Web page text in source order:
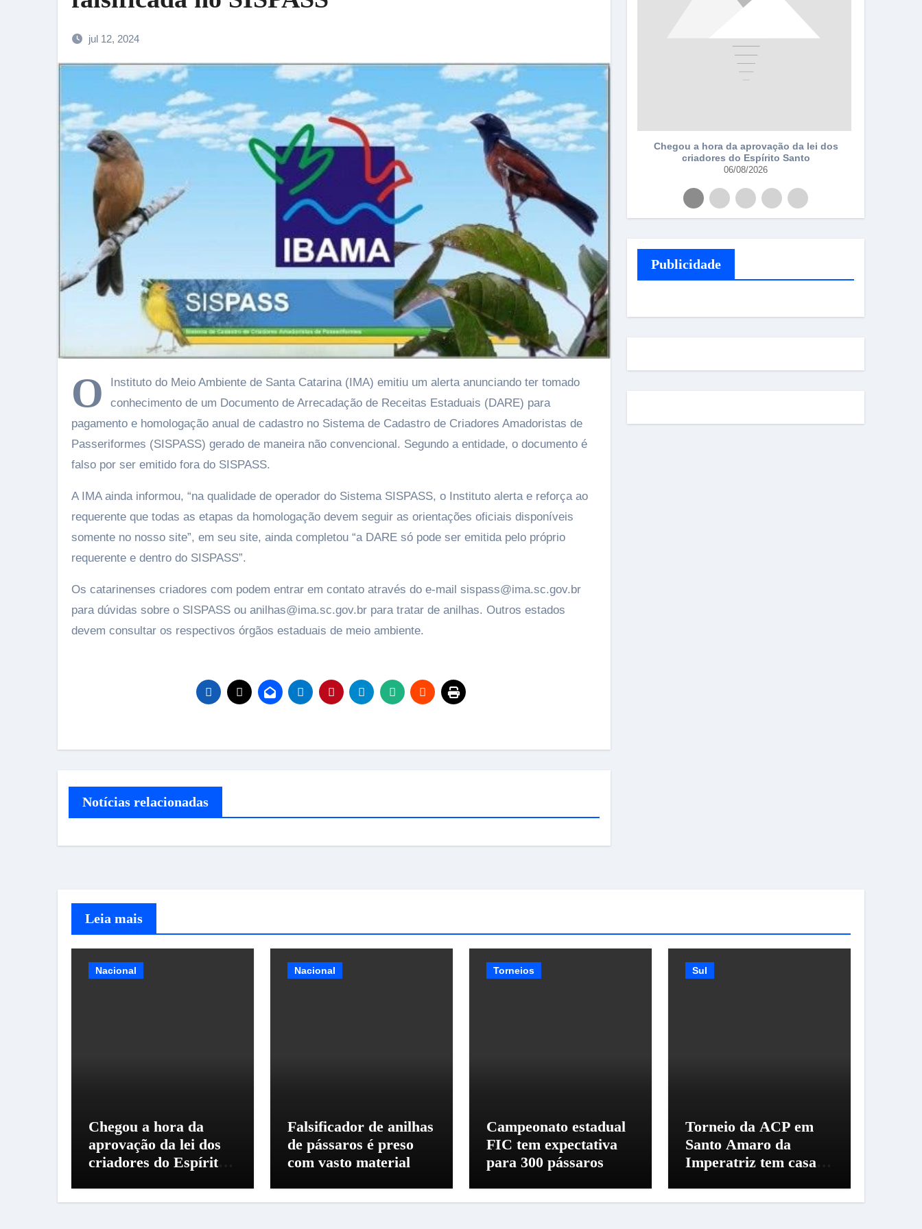
jul 12, 2024
O
Instituto do Meio Ambiente de Santa Catarina (IMA) emitiu um alerta anunciando ter tomado
conhecimento de um Documento de Arrecadação de Receitas Estaduais (DARE) para
pagamento e homologação anual de cadastro no Sistema de Cadastro de Criadores Amadoristas de
Passeriformes (SISPASS) gerado de maneira não convencional. Segundo a entidade, o documento é
falso por ser emitido fora do SISPASS.
A IMA ainda informou, “na qualidade de operador do Sistema SISPASS, o Instituto alerta e reforça ao
requerente que todas as etapas da homologação devem seguir as orientações oficiais disponíveis
somente no nosso site”, em seu site, ainda completou “a DARE só pode ser emitida pelo próprio
requerente e dentro do SISPASS”.
Os catarinenses criadores com podem entrar em contato através do e-mail sispass@ima.sc.gov.br
para dúvidas sobre o SISPASS ou anilhas@ima.sc.gov.br para tratar de anilhas. Outros estados
devem consultar os respectivos órgãos estaduais de meio ambiente.
Notícias relacionadas
Chegou a hora da aprovação da lei dos
criadores do Espírito Santo
06/08/2026
Publicidade
Leia mais
Nacional
Chegou a hora da
aprovação da lei dos
criadores do Espírito
Nacional
Falsificador de anilhas
de pássaros é preso
com vasto material
Torneios
Campeonato estadual
FIC tem expectativa
para 300 pássaros
Sul
Torneio da ACP em
Santo Amaro da
Imperatriz tem casa